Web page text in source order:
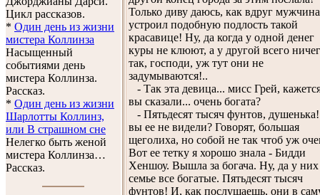
Цикл рассказов.
* Один день из жизни
мистера Коллинза
Насыщенный
событиями день
мистера Коллинза.
Рассказ.
* Один день из жизни
Шарлотты Коллинз,
или В страшном сне
Нелегко быть женой
мистера Коллинза…
Рассказ.
Только диву даюсь, как вдруг
устроил подобную подлость такой
красавице! Ну, да когда у одной денег
куры не клюют, а у другой всего
так, господи, уж тут они не
задумываются!..
- Так эта девица... мисс Грей,
вы сказали... очень богата?
- Пятьдесят тысяч фунтов,
вы ее не видели? Говорят, большая
щеголиха, но собой не так чтоб уж
Вот ее тетку я хорошо знала - Бидди
Хеншоу. Вышла за богача. Ну, да у
семье все богатые. Пятьдесят тысяч
фунтов! И, как послушаешь, они в